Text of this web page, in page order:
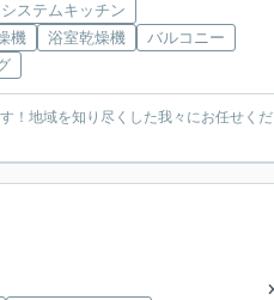
システムキッチン
機
浴室乾燥機
バルコニー
！地域を知り尽くした我々にお任せくだ